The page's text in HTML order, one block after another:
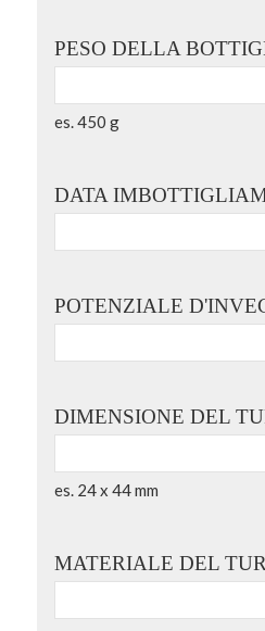
PESO DELLA
es. 450 g
DATA
POTENZIALE
DIMENSIONE DEL
es. 24 x 44 mm
MATERIALE DEL